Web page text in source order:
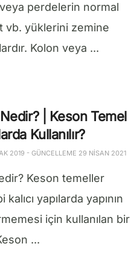
perdelerin normal
vb. yüklerini zemine
Kolon veya ...
| Keson Temel
Kullanılır?
2019 - GÜNCELLEME 29 NISAN 2021
Keson temeller
yapılarda yapının
için kullanılan bir
...